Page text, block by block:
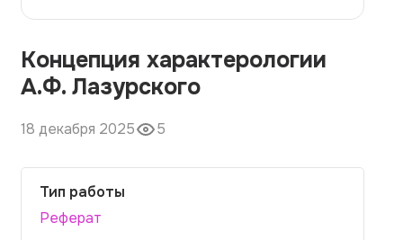
О сервисе
О компании
Наши гарантии
Порядок оплаты
Вопросы и ответы
Отзывы
Контакты
Концепция характерологии
А.Ф. Лазурского
18 декабря 2025 5
Тип работы
Реферат